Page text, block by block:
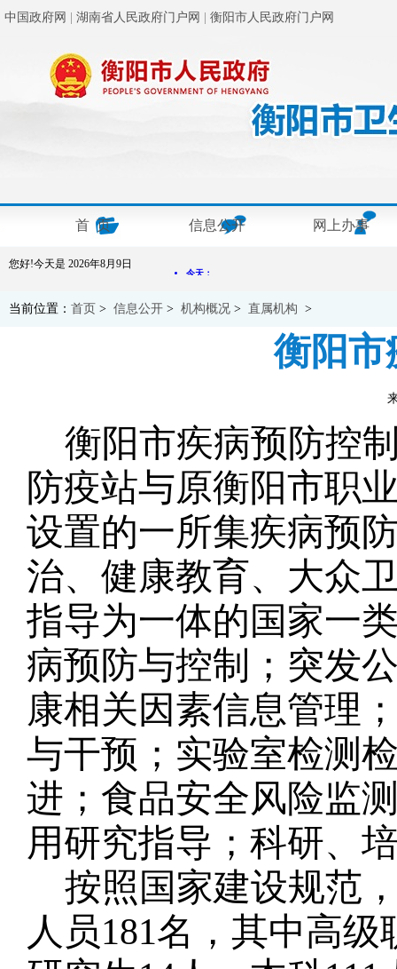
中国政府网 湖南省人民政府门户网 衡阳市人民政府门户网
首 页 信息公开 网上办事
您好!今天是 2026年8月9日
当前位置： 首页 > 信息公开 > 机构概况 > 直属机构 >
衡阳市
衡阳市疾病预防控
防疫站与原衡阳市职
设置的一所集疾病预
治、健康教育、大众
指导为一体的国家一
病预防与控制；突发
康相关因素信息管理
与干预；实验室检测
进；食品安全风险监
用研究指导；科研、
按照国家建设规范
人员181名，其中高